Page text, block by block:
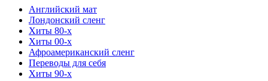
Английский мат
Лондонский сленг
Хиты 80-х
Хиты 00-х
Афроамериканский сленг
Переводы для себя
Хиты 90-х